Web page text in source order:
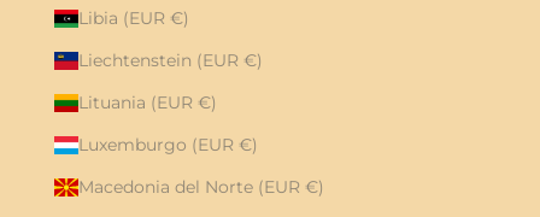
Libia (EUR €)
Liechtenstein (EUR €)
Lituania (EUR €)
Luxemburgo (EUR €)
Macedonia del Norte (EUR €)